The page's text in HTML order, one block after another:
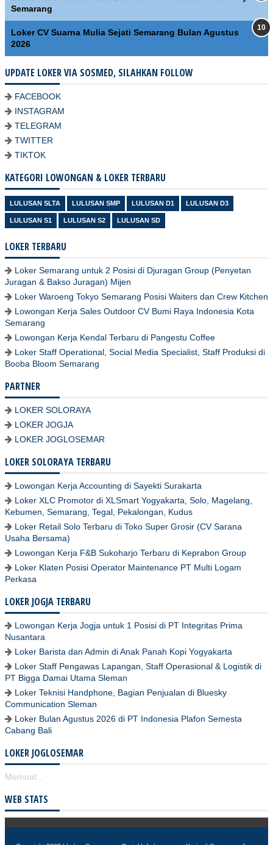
Semarang
Loker CV Suarna Mulia Sejati Semarang Bulan Agustus
2026
UPDATE LOKER VIA SOSMED, SILAHKAN FOLLOW
FACEBOOK
INSTAGRAM
TELEGRAM
TWITTER
TIKTOK
KATEGORI LOWONGAN & LOKER TERBARU
LULUSAN SLTA LULUSAN SMP LULUSAN D1 LULUSAN D3
LULUSAN S1 LULUSAN S2 LULUSAN SD
LOKER TERBARU
Loker Semarang untuk 2 Posisi di Djuragan Group (Penyetan
Juragan & Bakso Juragan) Mijen
Loker Waroeng Tokyo Semarang Posisi Waiters dan Crew Kitchen
Lowongan Kerja Sales Outdoor CV Bumi Raya Indonesia Kota
Semarang
Lowongan Kerja Kendal Terbaru di Pangestu Coffee
Loker Staff Operational, Social Media Specialist, Staff Produksi di
Booba Bloom Semarang
PARTNER
LOKER SOLORAYA
LOKER JOGJA
LOKER JOGLOSEMAR
LOKER SOLORAYA TERBARU
Lowongan Kerja Accounting di Sayekti Surakarta
Loker XLC Promotor di XLSmart Yogyakarta, Solo, Magelang,
Kebumen, Semarang, Tegal, Pekalongan, Kudus
Loker Retail Solo Terbaru di Toko Super Grosir (CV Sarana
Usaha Bersama)
Lowongan Kerja F&B Sukoharjo Terbaru di Keprabon Group
Loker Klaten Posisi Operator Maintenance PT Multi Logam
Perkasa
LOKER JOGJA TERBARU
Lowongan Kerja Jogja untuk 1 Posisi di PT Integritas Prima
Nusantara
Loker Barista dan Admin di Anak Panah Kopi Yogyakarta
Loker Staff Pengawas Lapangan, Staff Operasional & Logistik di
PT Bigga Damai Utama Sleman
Loker Teknisi Handphone, Bagian Penjualan di Bluesky
Communication Sleman
Loker Bulan Agustus 2026 di PT Indonesia Plafon Semesta
Cabang Bali
LOKER JOGLOSEMAR
Memuat...
WEB STATS